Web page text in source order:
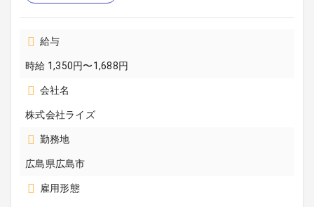
給与
時給 1,350円〜1,688円
会社名
株式会社ライズ
勤務地
広島県広島市
雇用形態